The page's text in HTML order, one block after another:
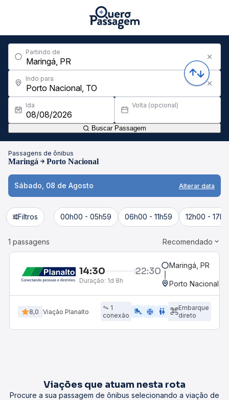
Partindo de
Indo para
Ida Volta (opcional)
Buscar Passagem
Passagens de ônibus
Maringá Porto Nacional
Sábado, 08 de Agosto Alterar data
Filtros 00h00 - 05h59 06h00 - 11h59 12h00 -
1 passagens Recomendado
14:30 22:30
Duração: 1d 8h
Maringá, PR
Porto Nacional,
8,0 Viação Planalto
1
conexão
airline_seat_legroom_extra ac_unit WC
Embarque
direto
Viações que atuam nesta rota
Procure a sua passagem de ônibus selecionando a viação de